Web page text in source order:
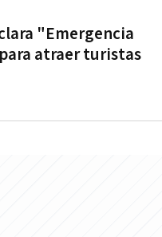
"Emergencia
atraer turistas